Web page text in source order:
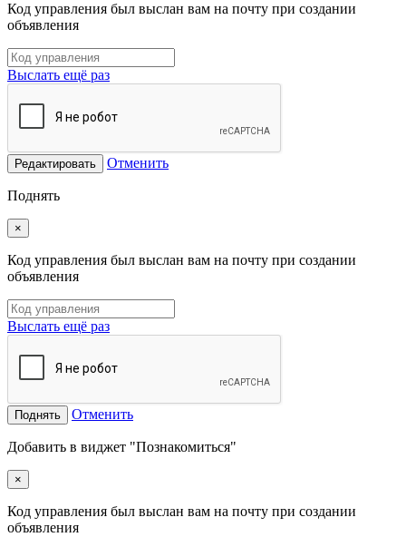
Код управления был выслан вам на почту при создании
объявления
Выслать ещё раз
Редактировать Отменить
Поднять
×
Код управления был выслан вам на почту при создании
объявления
Выслать ещё раз
Поднять Отменить
Добавить в виджет "Познакомиться"
×
Код управления был выслан вам на почту при создании
объявления